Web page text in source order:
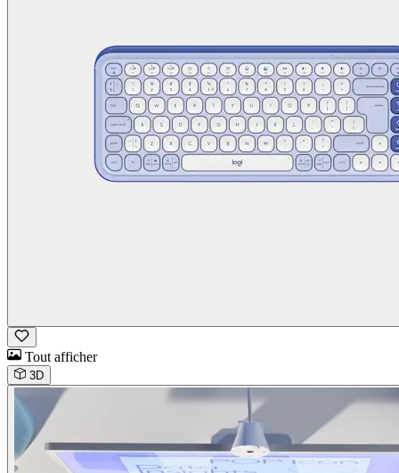
Tout afficher
3D